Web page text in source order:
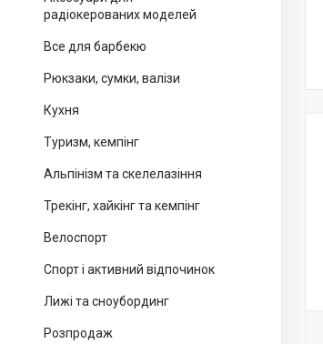
радіокерованих моделей
Все для барбекю
Рюкзаки, сумки, валізи
Кухня
Туризм, кемпінг
Альпінізм та скелелазіння
Трекінг, хайкінг та кемпінг
Велоспорт
Спорт і активний відпочинок
Лижі та сноубординг
Розпродаж